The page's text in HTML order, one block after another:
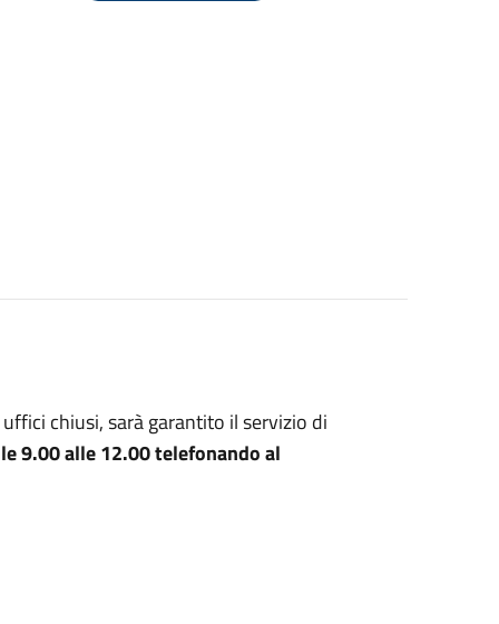
chiusi, sarà garantito il servizio di
9.00 alle 12.00 telefonando al